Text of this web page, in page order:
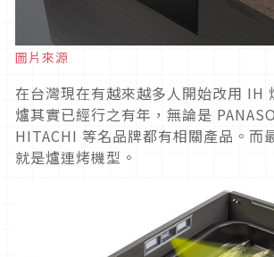
圖片來源
在台灣現在有越來越多人開始改用 IH
爐其實已經行之有年，無論是
HITACHI 等名品牌都有相關產品。而
就是爐連烤機型。